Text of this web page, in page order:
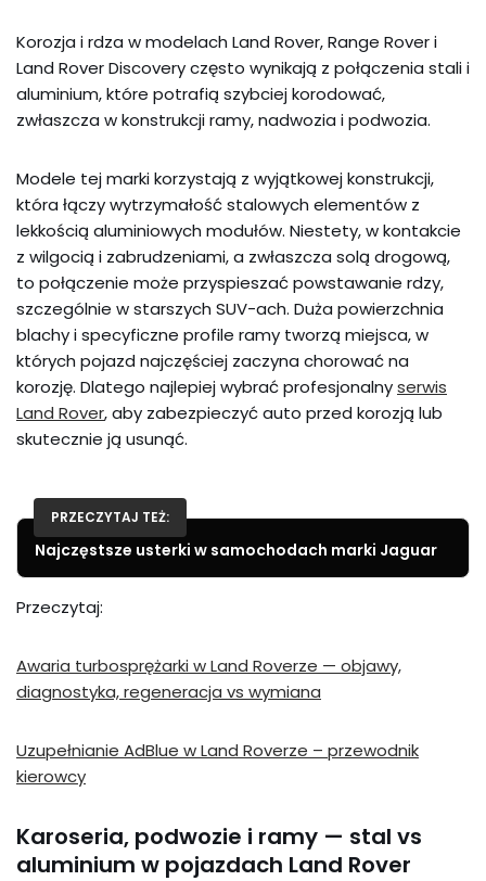
Korozja i rdza w modelach Land Rover, Range Rover i
Land Rover Discovery często wynikają z połączenia stali i
aluminium, które potrafią szybciej korodować,
zwłaszcza w konstrukcji ramy, nadwozia i podwozia.
Modele tej marki korzystają z wyjątkowej konstrukcji,
która łączy wytrzymałość stalowych elementów z
lekkością aluminiowych modułów. Niestety, w kontakcie
z wilgocią i zabrudzeniami, a zwłaszcza solą drogową,
to połączenie może przyspieszać powstawanie rdzy,
szczególnie w starszych SUV-ach. Duża powierzchnia
blachy i specyficzne profile ramy tworzą miejsca, w
których pojazd najczęściej zaczyna chorować na
korozję. Dlatego najlepiej wybrać profesjonalnyserwis
Land Rover, aby zabezpieczyć auto przed korozją lub
skutecznie ją usunąć.
PRZECZYTAJ TEŻ:
Najczęstsze usterki w samochodach marki Jaguar
Przeczytaj:
Awaria turbosprężarki w Land Roverze — objawy,
diagnostyka, regeneracja vs wymiana
Uzupełnianie AdBlue w Land Roverze – przewodnik
kierowcy
Karoseria, podwozie i ramy — stal vs
aluminium w pojazdach Land Rover